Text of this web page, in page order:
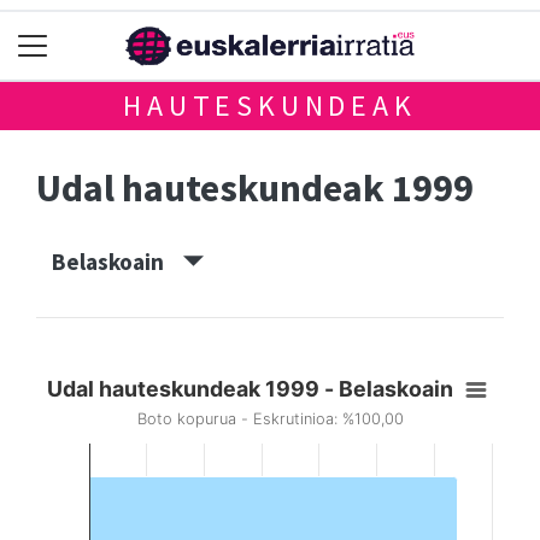
HAUTESKUNDEAK
Udal hauteskundeak 1999
Belaskoain
Udal hauteskundeak 1999 - Belaskoain
Boto kopurua - Eskrutinioa: %100,00